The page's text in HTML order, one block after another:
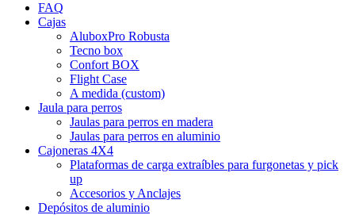
FAQ
Cajas
AluboxPro Robusta
Tecno box
Confort BOX
Flight Case
A medida (custom)
Jaula para perros
Jaulas para perros en madera
Jaulas para perros en aluminio
Cajoneras 4X4
Plataformas de carga extraíbles para furgonetas y pick
up
Accesorios y Anclajes
Depósitos de aluminio